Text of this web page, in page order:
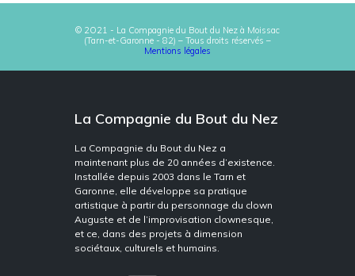
© 2O21 - La Compagnie du Bout du Nez à Moissac
(Tarn-et-Garonne - 82) – Tous droits réservés –
Mentions légales
La Compagnie du Bout du Nez
La Compagnie du Bout du Nez a
maintenant plus de 20 années d’existence.
Installée depuis 2003 dans le Tarn et
Garonne, elle développe sa pratique
artistique à partir du personnage du clown
Auguste et de l’improvisation clownesque,
et ce, dans des projets à dimension
sociétaux, culturels et humains.